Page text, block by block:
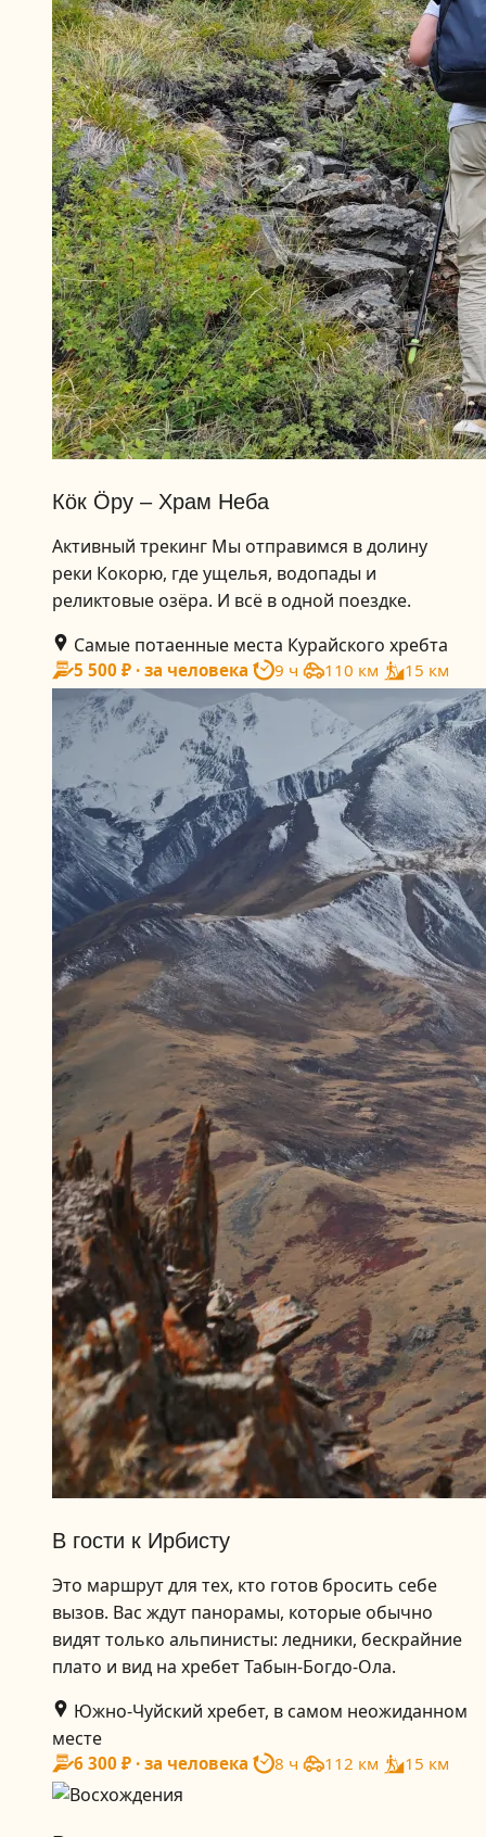
Кӧк Ӧру – Храм Неба
Активный трекинг Мы отправимся в долину
реки Кокорю, где ущелья, водопады и
реликтовые озёра. И всё в одной поездке.
Самые потаенные места Курайского хребта
5 500 ₽ · за человека 9 ч 110 км 15 км
В гости к Ирбисту
Это маршрут для тех, кто готов бросить себе
вызов. Вас ждут панорамы, которые обычно
видят только альпинисты: ледники, бескрайние
плато и вид на хребет Табын-Богдо-Ола.
Южно-Чуйский хребет, в самом неожиданном
месте
6 300 ₽ · за человека 8 ч 112 км 15 км